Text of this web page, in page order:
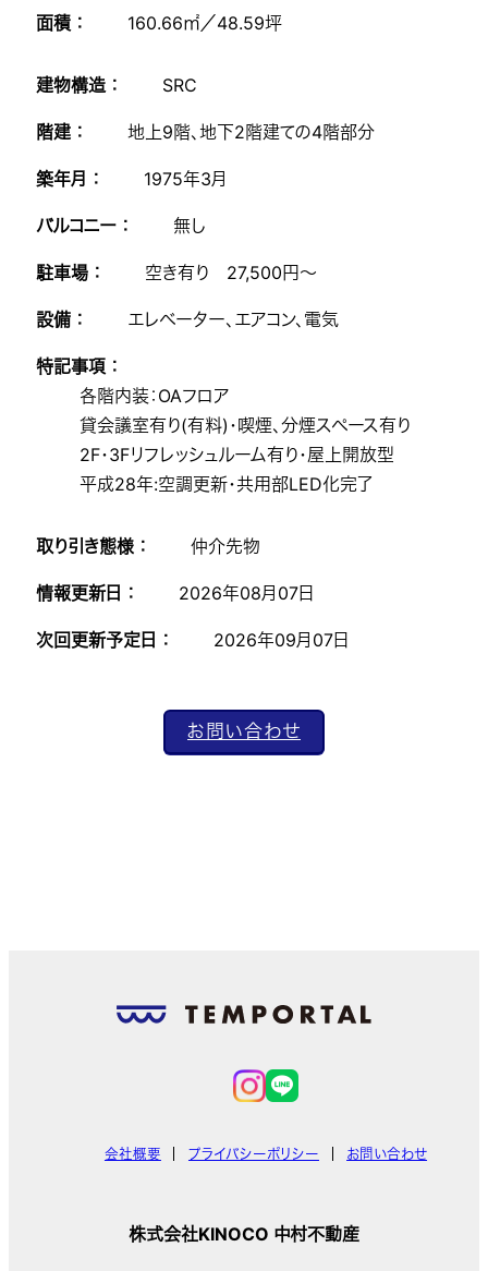
面積 ： 160.66㎡／48.59坪
建物構造 ： SRC
階建 ： 地上9階、地下2階建ての4階部分
築年月 ： 1975年3月
バルコニー ： 無し
駐車場 ： 空き有り 27,500円～
設備 ： エレベーター、エアコン、電気
特記事項 ：
各階内装：OAフロア
貸会議室有り(有料)・喫煙、分煙スペース有り
2F・3Fリフレッシュルーム有り・屋上開放型
平成28年:空調更新・共用部LED化完了
取り引き態様 ： 仲介先物
情報更新日 ： 2026年08月07日
次回更新予定日 ： 2026年09月07日
お問い合わせ
会社概要 プライバシーポリシー お問い合わせ
株式会社KINOCO 中村不動産